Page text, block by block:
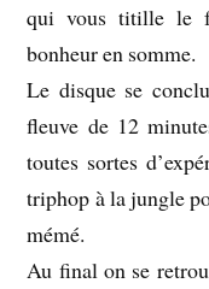
qui vous titille le
bonheur en somme.
Le disque se
fleuve de 12
toutes sortes
triphop à la jungle
mémé.
Au final on se